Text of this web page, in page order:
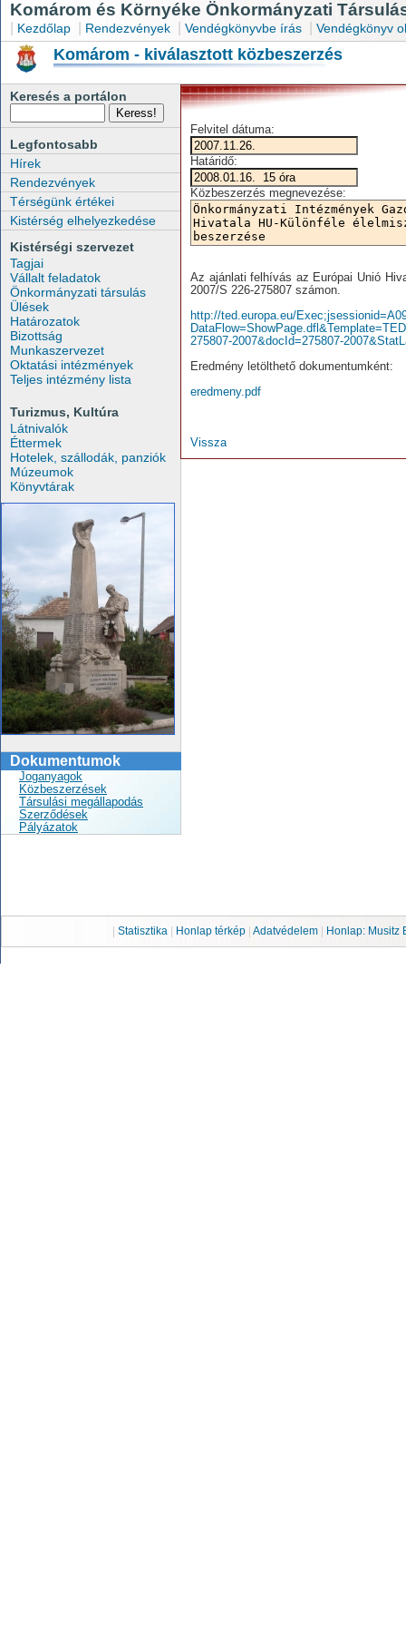
Komárom és Környéke Önkormányzati
Kezdőlap Rendezvények Vendégkönyvbe írás Vendégkönyv
Komárom - kiválasztott közbeszerzés
Keresés a portálon
Legfontosabb
Hírek
Rendezvények
Térségünk értékei
Kistérség elhelyezkedése
Kistérségi szervezet
Tagjai
Vállalt feladatok
Önkormányzati társulás
Ülések
Határozatok
Bizottság
Munkaszervezet
Oktatási intézmények
Teljes intézmény lista
Turizmus, Kultúra
Látnivalók
Éttermek
Hotelek, szállodák, panziók
Múzeumok
Könyvtárak
Dokumentumok
Joganyagok
Közbeszerzések
Társulási megállapodás
Szerződések
Pályázatok
Felvitel dátuma:
Határidő:
Közbeszerzés megnevezése:
Az ajánlati felhívás az Európai Unió
2007/S 226-275807 számon.
http://ted.europa.eu/
275807-2007&docId=275807-
Eredmény letölthető dokumentumként:
eredmeny.pdf
Vissza
Statisztika Honlap térkép Adatvédelem| Honlap: Musitz